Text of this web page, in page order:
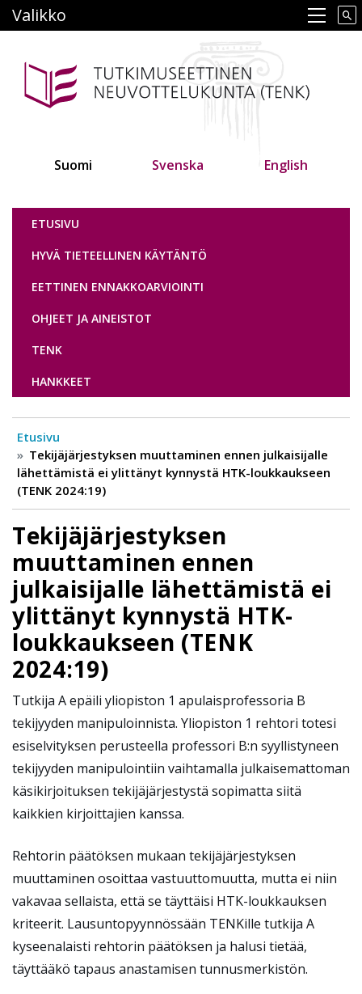
pääsisältöön
Main navigation
Valikko
Suomi Svenska English
Tutkimuseettinen neuvottelukunta
ETUSIVU
HYVÄ TIETEELLINEN KÄYTÄNTÖ
EETTINEN ENNAKKOARVIOINTI
OHJEET JA AINEISTOT
TENK
HANKKEET
Etusivu
Tekijäjärjestyksen muuttaminen ennen julkaisijalle
lähettämistä ei ylittänyt kynnystä HTK-loukkaukseen
(TENK 2024:19)
Tekijäjärjestyksen
muuttaminen ennen
julkaisijalle lähettämistä ei
ylittänyt kynnystä HTK-
loukkaukseen (TENK
2024:19)
Tutkija A epäili yliopiston 1 apulaisprofessoria B
tekijyyden manipuloinnista. Yliopiston 1 rehtori totesi
esiselvityksen perusteella professori B:n syyllistyneen
tekijyyden manipulointiin vaihtamalla julkaisemattoman
käsikirjoituksen tekijäjärjestystä sopimatta siitä
kaikkien kirjoittajien kanssa.
Rehtorin päätöksen mukaan tekijäjärjestyksen
muuttaminen osoittaa vastuuttomuutta, mutta ei niin
vakavaa sellaista, että se täyttäisi HTK-loukkauksen
kriteerit. Lausuntopyynnössään TENKille tutkija A
kyseenalaisti rehtorin päätöksen ja halusi tietää,
täyttääkö tapaus anastamisen tunnusmerkistön.